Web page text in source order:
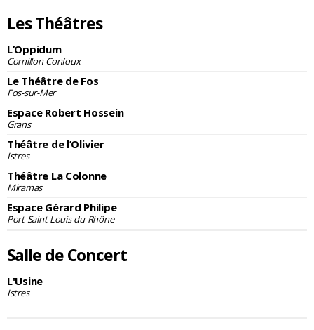
Les Théâtres
L’Oppidum
Cornillon-Confoux
Le Théâtre de Fos
Fos-sur-Mer
Espace Robert Hossein
Grans
Théâtre de l’Olivier
Istres
Théâtre La Colonne
Miramas
Espace Gérard Philipe
Port-Saint-Louis-du-Rhône
Salle de Concert
L'Usine
Istres